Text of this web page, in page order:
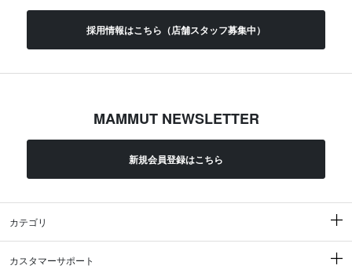
採用情報はこちら（店舗スタッフ募集中）
MAMMUT NEWSLETTER
新規会員登録はこちら
カテゴリ
カスタマーサポート